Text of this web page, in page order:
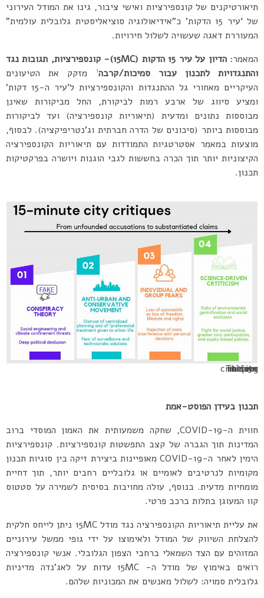
תיאורטיקנים של קונספירציות ואישי ציבור, גינו את המודל העירוני
של ‘עיר 15 הדקות’ כ”אידיאולוגיה סוציאליסטית גלובלית עולמית”
המעוררת דאגה שעשויה לשלול חירויות.
המאמר:
הדיון על עיר 15 הדקות (15MC)- קונספירציות, תגובות נגד
והתנגדויות לתכנון עבור סמיכות/קרבה1
מזקק את הטיעונים
העיקריים מאחורי גל ההתנגדות והקונספירציות ל’עיר ה-15 דקות’
ומציע סיווג של ארבע רמות לביקורת, החל מביקורות שאינן
מבוססות נתונים ומדעית (תיאוריות קונספירציה) ועד לביקורות
מבוססות ביותר (סיכונים של הדרה חברתית וג’נטריפיקציה). לבסוף,
מוצעות במאמר אסטרטגיות התמודדות עם תיאוריות הקונספירציה
הקיצוניות יותר תוך הכרה בחששות לגבי הוגנות ויושרה בפרקטיקות
תכנון.
The 15-minute city critiques in four tiers
תכנון בעידן הפוסט-אמת
חווית ה-COVID-19, שחקה משמעותית את האמון המוסדי ברוב
המדינות תוך הגברה של קצב התפשטות קונספירציות. קונספירציות
הימין לאחר ה-COVID-19 מאופיינות ביצירת זיקה בין סוגיות תכנון
מקומיות לנרטיבים לאומיים או גלובליים רחבים יותר, תוך דחיית
מומחיות מדעית. בנוסף, עולה מחויבות בסיסית לשמירה על סטטוס
קוו המעוגן בתלות ברכב פרטי.
את עליית תיאוריות הקונספירציה נגד מודל 15MC ניתן לייחס חלקית
להצלחת השיווק של המודל ולאימוצו על ידי גופי ממשל עירוניים
המזוהים עם הצד השמאלי ברחבי הצפון הגלובלי. אנשי קונספירציה
רואים באימוץ של מודל ה- 15MC עדות על לאג’נדה מדיניות
גלובלית סמויה: לשלול מאנשים את המכוניות שלהם.